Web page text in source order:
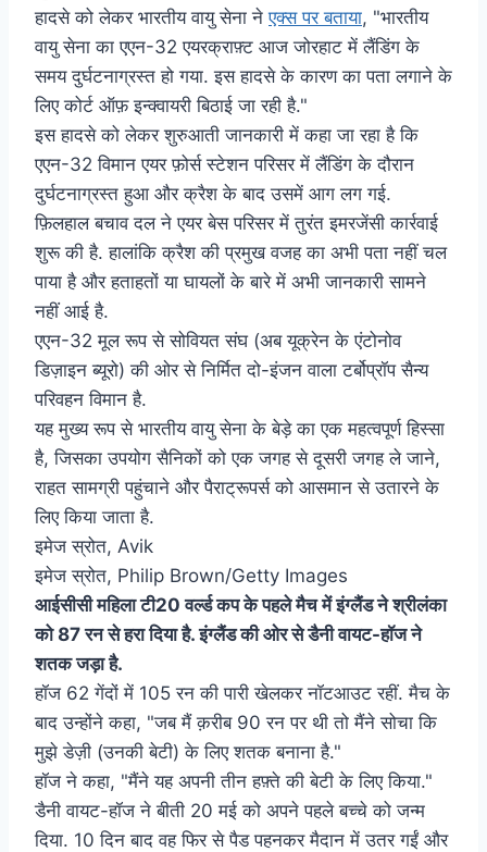
हादसे को लेकर भारतीय वायु सेना नेएक्स पर बताया, "भारतीय
वायु सेना का एएन-32 एयरक्राफ़्ट आज जोरहाट में लैंडिंग के
समय दुर्घटनाग्रस्त हो गया. इस हादसे के कारण का पता लगाने के
लिए कोर्ट ऑफ़ इन्क्वायरी बिठाई जा रही है."
इस हादसे को लेकर शुरुआती जानकारी में कहा जा रहा है कि
एएन-32 विमान एयर फ़ोर्स स्टेशन परिसर में लैंडिंग के दौरान
दुर्घटनाग्रस्त हुआ और क्रैश के बाद उसमें आग लग गई.
फ़िलहाल बचाव दल ने एयर बेस परिसर में तुरंत इमरजेंसी कार्रवाई
शुरू की है. हालांकि क्रैश की प्रमुख वजह का अभी पता नहीं चल
पाया है और हताहतों या घायलों के बारे में अभी जानकारी सामने
नहीं आई है.
एएन-32 मूल रूप से सोवियत संघ (अब यूक्रेन के एंटोनोव
डिज़ाइन ब्यूरो) की ओर से निर्मित दो-इंजन वाला टर्बोप्रॉप सैन्य
परिवहन विमान है.
यह मुख्य रूप से भारतीय वायु सेना के बेड़े का एक महत्वपूर्ण हिस्सा
है, जिसका उपयोग सैनिकों को एक जगह से दूसरी जगह ले जाने,
राहत सामग्री पहुंचाने और पैराट्रूपर्स को आसमान से उतारने के
लिए किया जाता है.
इमेज स्रोत, Avik
इमेज स्रोत, Philip Brown/Getty Images
आईसीसी महिला टी20 वर्ल्ड कप के पहले मैच में इंग्लैंड ने श्रीलंका
को 87 रन से हरा दिया है. इंग्लैंड की ओर से डैनी वायट-हॉज ने
शतक जड़ा है.
हॉज 62 गेंदों में 105 रन की पारी खेलकर नॉटआउट रहीं. मैच के
बाद उन्होंने कहा, "जब मैं क़रीब 90 रन पर थी तो मैंने सोचा कि
मुझे डेज़ी (उनकी बेटी) के लिए शतक बनाना है."
हॉज ने कहा, "मैंने यह अपनी तीन हफ़्ते की बेटी के लिए किया."
डैनी वायट-हॉज ने बीती 20 मई को अपने पहले बच्चे को जन्म
दिया. 10 दिन बाद वह फिर से पैड पहनकर मैदान में उतर गईं और